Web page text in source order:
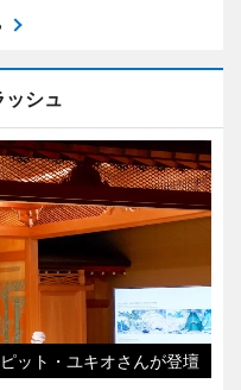
ッシュ
ット・ユキオさんが登壇